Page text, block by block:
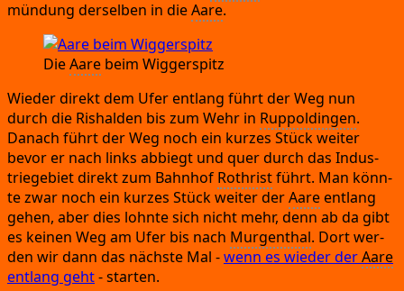
mün­dung der­sel­ben in dieAare.
DieAare beim Wiggerspitz
Wie­der direkt dem Ufer ent­lang führt der Weg nun
durch die Ris­hal­den bis zum Wehr in Rup­pol­din­gen.
Danach führt der Weg noch ein kur­zes Stück wei­ter
bevor er nach links abbiegt und quer durch das Indus­
trie­ge­biet direkt zum Bahn­hof Rothristführt. Man könn­
te zwar noch ein kur­zes Stück wei­ter derAareent­lang
gehen, aber dies lohn­te sich nicht mehr, denn ab da gibt
es kei­nen Weg am Ufer bis nach Mur­gen­thal. Dort wer­
den wir dann das nächs­te Mal -wenn es wie­der derAare
ent­lang geht-starten.